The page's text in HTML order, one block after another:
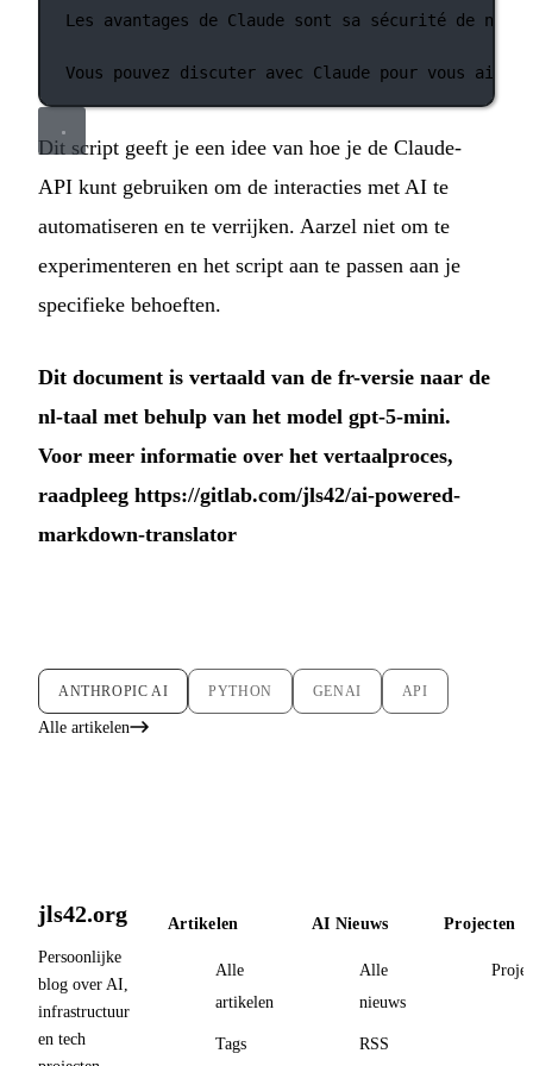
Les avantages de Claude sont sa sécurité de
Vous pouvez discuter avec Claude pour vous
Dit script geeft je een idee van hoe je de Claude-
API kunt gebruiken om de interacties met AI te
automatiseren en te verrijken. Aarzel niet om te
experimenteren en het script aan te passen aan je
specifieke behoeften.
Dit document is vertaald van de fr-versie naar de
nl-taal met behulp van het model gpt-5-mini.
Voor meer informatie over het vertaalproces,
raadpleeg https://gitlab.com/jls42/ai-powered-
markdown-translator
ANTHROPIC AI PYTHON GENAI API
Alle artikelen
jls42.org
Persoonlijke
blog over AI,
infrastructuur
en tech
Artikelen
Alle
artikelen
Tags
AI Nieuws
Alle
nieuws
RSS
Projecten